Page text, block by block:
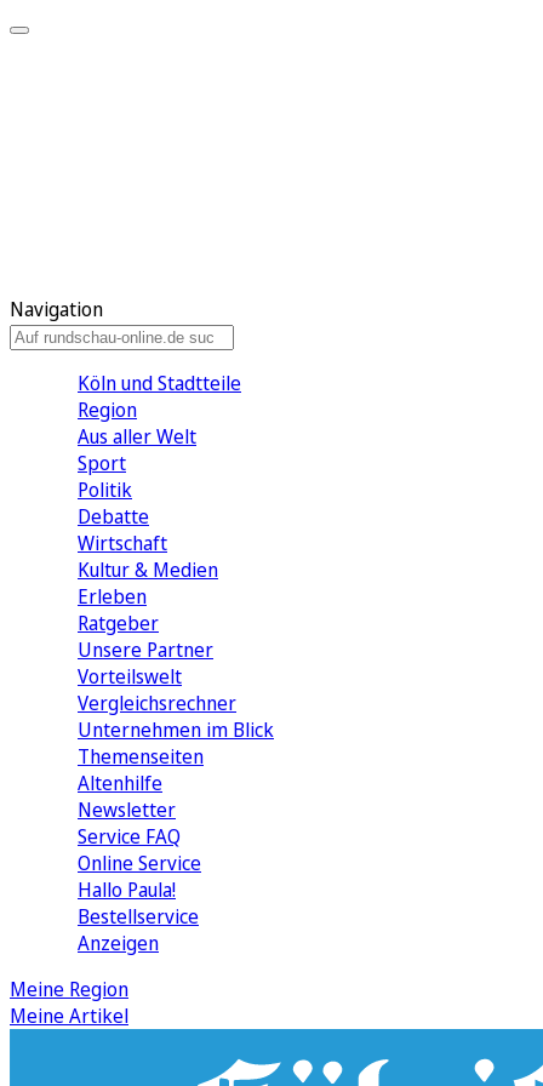
Navigation
Köln und Stadtteile
Region
Aus aller Welt
Sport
Politik
Debatte
Wirtschaft
Kultur & Medien
Erleben
Ratgeber
Unsere Partner
Vorteilswelt
Vergleichsrechner
Unternehmen im Blick
Themenseiten
Altenhilfe
Newsletter
Service FAQ
Online Service
Hallo Paula!
Bestellservice
Anzeigen
Meine Region
Meine Artikel